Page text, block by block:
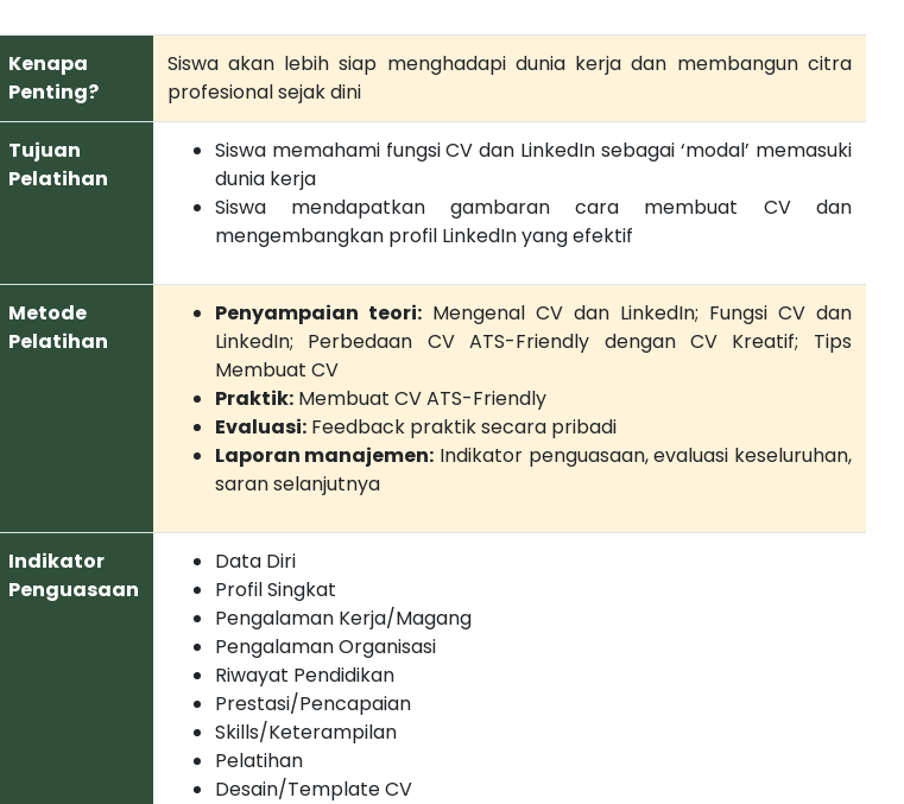
Kenapa
Penting?
Siswa akan lebih siap menghadapi dunia kerja dan membangun citra
profesional sejak dini
Tujuan
Pelatihan
Siswa memahami fungsi CV dan LinkedIn sebagai ‘modal’ memasuki
dunia kerja
Siswa mendapatkan gambaran cara membuat CV dan
mengembangkan profil LinkedIn yang efektif
Metode
Pelatihan
Penyampaian teori:Mengenal CV dan LinkedIn; Fungsi CV dan
LinkedIn; Perbedaan CV ATS-Friendly dengan CV Kreatif; Tips
Membuat CV
Praktik:Membuat CV ATS-Friendly
Evaluasi:Feedback praktik secara pribadi
Laporan manajemen: Indikator penguasaan, evaluasi keseluruhan,
saran selanjutnya
Indikator
Penguasaan
Data Diri
Profil Singkat
Pengalaman Kerja/Magang
Pengalaman Organisasi
Riwayat Pendidikan
Prestasi/Pencapaian
Skills/Keterampilan
Pelatihan
Desain/Template CV